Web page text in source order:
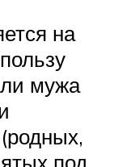
на
мужа